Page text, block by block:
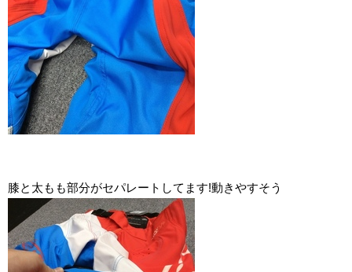
膝と太もも部分がセパレートしてます!動きやすそう